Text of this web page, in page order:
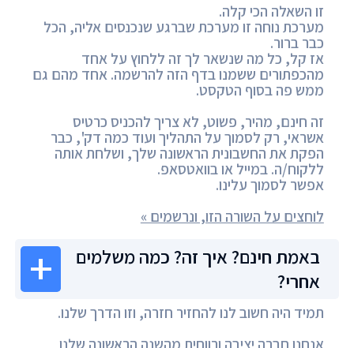
זו השאלה הכי קלה.
מערכת נוחה זו מערכת שברגע שנכנסים אליה, הכל
כבר ברור.
אז קל, כל מה שנשאר לך זה ללחוץ על אחד
מהכפתורים ששמנו בדף הזה להרשמה. אחד מהם גם
ממש פה בסוף הטקסט.
זה חינם, מהיר, פשוט, לא צריך להכניס כרטיס
אשראי, רק לסמוך על התהליך ועוד כמה דק', כבר
הפקת את החשבונית הראשונה שלך, ושלחת אותה
ללקוח/ה. במייל או בוואטסאפ.
אפשר לסמוך עלינו.
לוחצים על השורה הזו, ונרשמים »
באמת חינם? איך זה? כמה משלמים
אחרי?
תמיד היה חשוב לנו להחזיר חזרה, וזו הדרך שלנו.